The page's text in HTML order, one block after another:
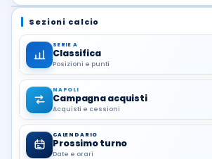
Sezioni calcio
SERIE A
Classifica
Posizioni e punti
NAPOLI
Campagna acquisti
Acquisti e cessioni
CALENDARIO
Prossimo turno
Date e orari